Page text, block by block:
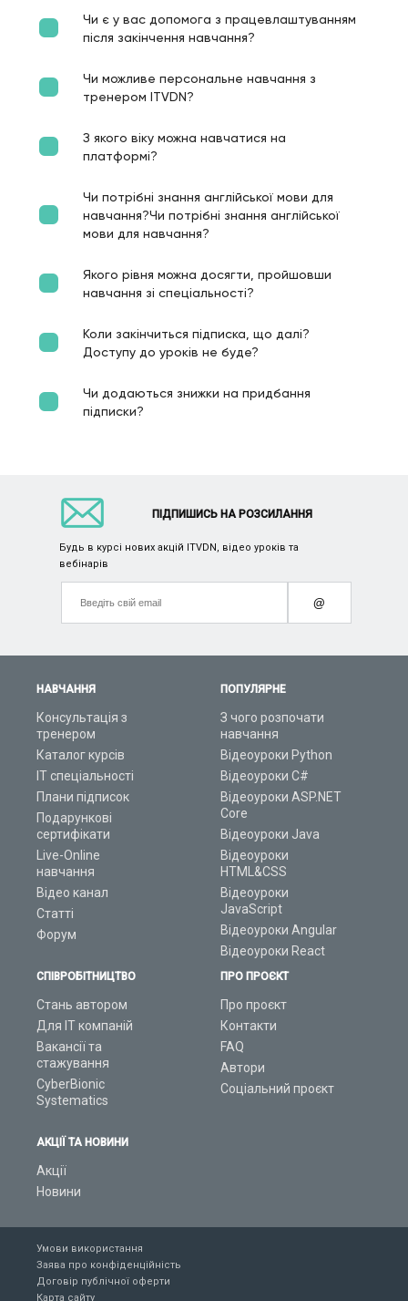
Чи є у вас допомога з працевлаштуванням
після закінчення навчання?
Чи можливе персональне навчання з
тренером ITVDN?
З якого віку можна навчатися на
платформі?
Чи потрібні знання англійської мови для
навчання?Чи потрібні знання англійської
мови для навчання?
Якого рівня можна досягти, пройшовши
навчання зі спеціальності?
Коли закінчиться підписка, що далі?
Доступу до уроків не буде?
Чи додаються знижки на придбання
підписки?
НАВЧАННЯ
Консультація з
тренером
Каталог курсів
ІТ спеціальності
Плани підписок
Подарункові
сертифікати
Live-Online
навчання
Відео канал
Статті
Форум
ПОПУЛЯРНЕ
З чого розпочати
навчання
Відеоуроки Python
Відеоуроки C#
Відеоуроки ASP.NET
Core
Відеоуроки Java
Відеоуроки
HTML&CSS
Відеоуроки
JavaScript
Відеоуроки Angular
Відеоуроки React
СПІВРОБІТНИЦТВО
Стань автором
Для ІТ компаній
Вакансії та
стажування
CyberBionic
Systematics
АКЦІЇ ТА НОВИНИ
Акції
Новини
ПРО ПРОЄКТ
Про проєкт
Контакти
FAQ
Автори
Соціальний проєкт
ПІДПИШИСЬ НА РОЗСИЛАННЯ
Будь в курсі нових акцій ITVDN, відео уроків та
вебінарів
@
Умови використання
Заява про конфіденційність
Договір публічної оферти
Карта сайту